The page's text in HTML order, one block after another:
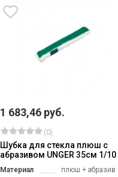
1 683,46 руб.
(0)
Шубка для стекла плюш с
абразивом UNGER 35см 1/10
Материал плюш + абразив